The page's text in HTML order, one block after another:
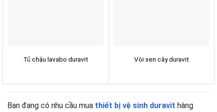
Tủ chậu lavabo duravit Vòi sen cây duravit
Bạn đang có nhu cầu mua thiết bị vệ sinh duravit hàng